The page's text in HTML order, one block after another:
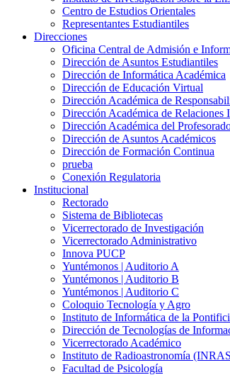
Centro de Estudios Orientales
Representantes Estudiantiles
Direcciones
Oficina Central de Admisión e
Dirección de Asuntos Estudiantiles
Dirección de Informática Académica
Dirección de Educación Virtual
Dirección Académica de
Dirección Académica de Relaciones
Dirección Académica del
Dirección de Asuntos Académicos
Dirección de Formación Continua
prueba
Conexión Regulatoria
Institucional
Rectorado
Sistema de Bibliotecas
Vicerrectorado de Investigación
Vicerrectorado Administrativo
Innova PUCP
Yuntémonos | Auditorio A
Yuntémonos | Auditorio B
Yuntémonos | Auditorio C
Coloquio Tecnología y Agro
Instituto de Informática de la
Dirección de Tecnologías de
Vicerrectorado Académico
Instituto de Radioastronomía
Facultad de Psicología